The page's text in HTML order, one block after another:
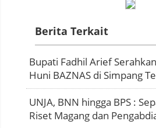
Berita Terkait
Bupati Fadhil Arief
Huni BAZNAS di Simpang
UNJA, BNN hingga BPS :
Riset Magang dan